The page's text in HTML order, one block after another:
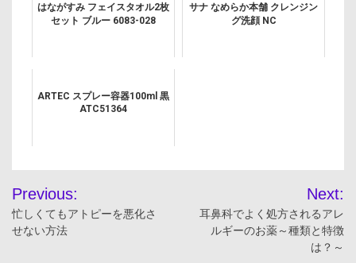
はながすみ フェイスタオル2枚
セット ブルー 6083-028
サナ なめらか本舗 クレンジン
グ洗顔 NC
ARTEC スプレー容器100ml 黒
ATC51364
投
稿
Previous:
忙しくてもアトピーを悪化さ
せない方法
Next:
耳鼻科でよく処方されるアレ
ルギーのお薬～種類と特徴
は？～